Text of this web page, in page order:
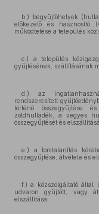
b.) begyűjtőhelyek
előkezelő és hasznosító
működtetése a település
c.) a település
gyűjtésének, szállításának
d.) az
rendszeresített
történő összegyűjtése
zöldhulladék, a vegyes
összegyűjtését és
e.) a lomtalanítás
összegyűjtése, átvétele és
f.) a közszolgáltató által
udvaron gyűjtött, vagy
elszállítása,